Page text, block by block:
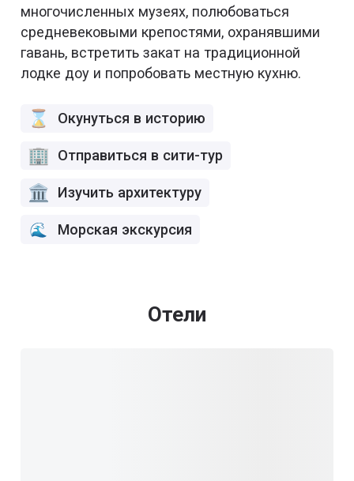
многочисленных музеях, полюбоваться
средневековыми крепостями, охранявшими
гавань, встретить закат на традиционной
лодке доу и попробовать местную кухню.
Окунуться в историю
Отправиться в сити-тур
Изучить архитектуру
Морская экскурсия
Отели